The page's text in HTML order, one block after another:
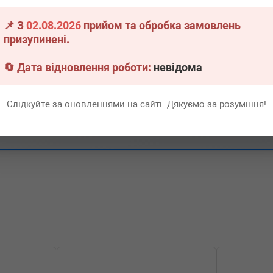
📌 З02.08.2026 прийом та обробка замовлень
призупинені.
🔄 Дата відновлення роботи: невідома
Слідкуйте за оновленнями на сайті. Дякуємо за розуміння!
11-01) (Тип: Дизель, Об'єм:
01) (Тип: Дизель, Об'єм:
Об'єм: 200cc,
Об'єм: 160cc,
Розгорнути